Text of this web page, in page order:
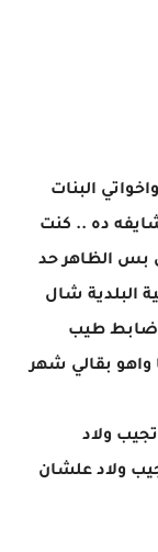
البنات
ده .. كنت
بس الظاهر حد
البلدية شال
ضابط طيب
بقالي شهر
ولاد
ولاد علشان